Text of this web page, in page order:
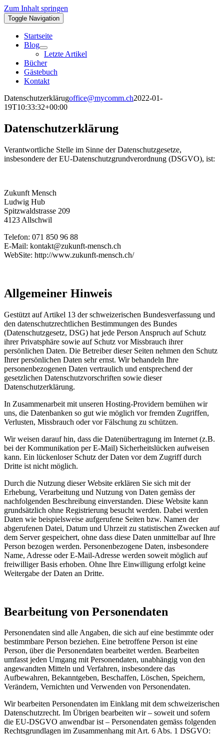
Zum Inhalt springen
Toggle Navigation
Startseite
Blog
Letzte Artikel
Bücher
Gästebuch
Kontakt
Datenschutzerklärugoffice@mycomm.ch2022-01-
19T10:33:32+00:00
Datenschutzerklärung
Verantwortliche Stelle im Sinne der Datenschutzgesetze,
insbesondere der EU-Datenschutzgrundverordnung (DSGVO), ist:
Zukunft Mensch
Ludwig Hub
Spitzwaldstrasse 209
4123 Allschwil
Telefon: 071 850 96 88
E-Mail: kontakt@zukunft-mensch.ch
WebSite: http://www.zukunft-mensch.ch/
Allgemeiner Hinweis
Gestützt auf Artikel 13 der schweizerischen Bundesverfassung und
den datenschutzrechtlichen Bestimmungen des Bundes
(Datenschutzgesetz, DSG) hat jede Person Anspruch auf Schutz
ihrer Privatsphäre sowie auf Schutz vor Missbrauch ihrer
persönlichen Daten. Die Betreiber dieser Seiten nehmen den Schutz
Ihrer persönlichen Daten sehr ernst. Wir behandeln Ihre
personenbezogenen Daten vertraulich und entsprechend der
gesetzlichen Datenschutzvorschriften sowie dieser
Datenschutzerklärung.
In Zusammenarbeit mit unseren Hosting-Providern bemühen wir
uns, die Datenbanken so gut wie möglich vor fremden Zugriffen,
Verlusten, Missbrauch oder vor Fälschung zu schützen.
Wir weisen darauf hin, dass die Datenübertragung im Internet (z.B.
bei der Kommunikation per E-Mail) Sicherheitslücken aufweisen
kann. Ein lückenloser Schutz der Daten vor dem Zugriff durch
Dritte ist nicht möglich.
Durch die Nutzung dieser Website erklären Sie sich mit der
Erhebung, Verarbeitung und Nutzung von Daten gemäss der
nachfolgenden Beschreibung einverstanden. Diese Website kann
grundsätzlich ohne Registrierung besucht werden. Dabei werden
Daten wie beispielsweise aufgerufene Seiten bzw. Namen der
abgerufenen Datei, Datum und Uhrzeit zu statistischen Zwecken auf
dem Server gespeichert, ohne dass diese Daten unmittelbar auf Ihre
Person bezogen werden. Personenbezogene Daten, insbesondere
Name, Adresse oder E-Mail-Adresse werden soweit möglich auf
freiwilliger Basis erhoben. Ohne Ihre Einwilligung erfolgt keine
Weitergabe der Daten an Dritte.
Bearbeitung von Personendaten
Personendaten sind alle Angaben, die sich auf eine bestimmte oder
bestimmbare Person beziehen. Eine betroffene Person ist eine
Person, über die Personendaten bearbeitet werden. Bearbeiten
umfasst jeden Umgang mit Personendaten, unabhängig von den
angewandten Mitteln und Verfahren, insbesondere das
Aufbewahren, Bekanntgeben, Beschaffen, Löschen, Speichern,
Verändern, Vernichten und Verwenden von Personendaten.
Wir bearbeiten Personendaten im Einklang mit dem schweizerischen
Datenschutzrecht. Im Übrigen bearbeiten wir – soweit und sofern
die EU-DSGVO anwendbar ist – Personendaten gemäss folgenden
Rechtsgrundlagen im Zusammenhang mit Art. 6 Abs. 1 DSGVO: